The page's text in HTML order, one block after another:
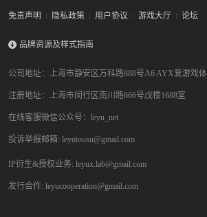
免责声明 隐私政策 用户协议 游戏大厅 论坛
品牌资源及样式指南
公司地址：上海市静安区万科路888号A6 AYX爱游戏
注册地址：上海市闵行区南川路666号戊楼1688室
在线客服微信公众号：leyu_net
投诉举报邮箱: leyutousu@gmail.com
IP衍生&授权业务: leyux.lab@gmail.com
发行合作: leyucooperation@gmail.com